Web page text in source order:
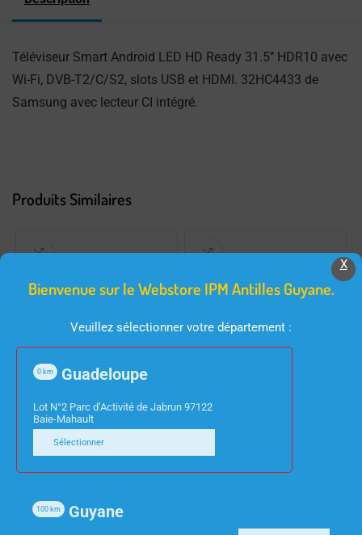
Téléviseur Smart Android LED HD Ready 31.5’’ HDR10 avec
Wi-Fi, DVB-T2/C/S2, slots USB et HDMI. 32HC4433 de
Samsung avec lecteur CI intégré.
Produits Similaires
INFORMATIQUE
ECRAN 27″ VIEWSONIC
VA2732-H HDMI VGA
DISQUE DUR SSD
240GO CRUCIAL BX500
CR00131
X
Bienvenue sur le Webstore IPM Antilles Guyane.
Veuillez sélectionner votre département :
Guadeloupe
0 km
Lot N°2 Parc d’Activité de Jabrun 97122
Baie-Mahault
Sélectionner
Guyane
100 km